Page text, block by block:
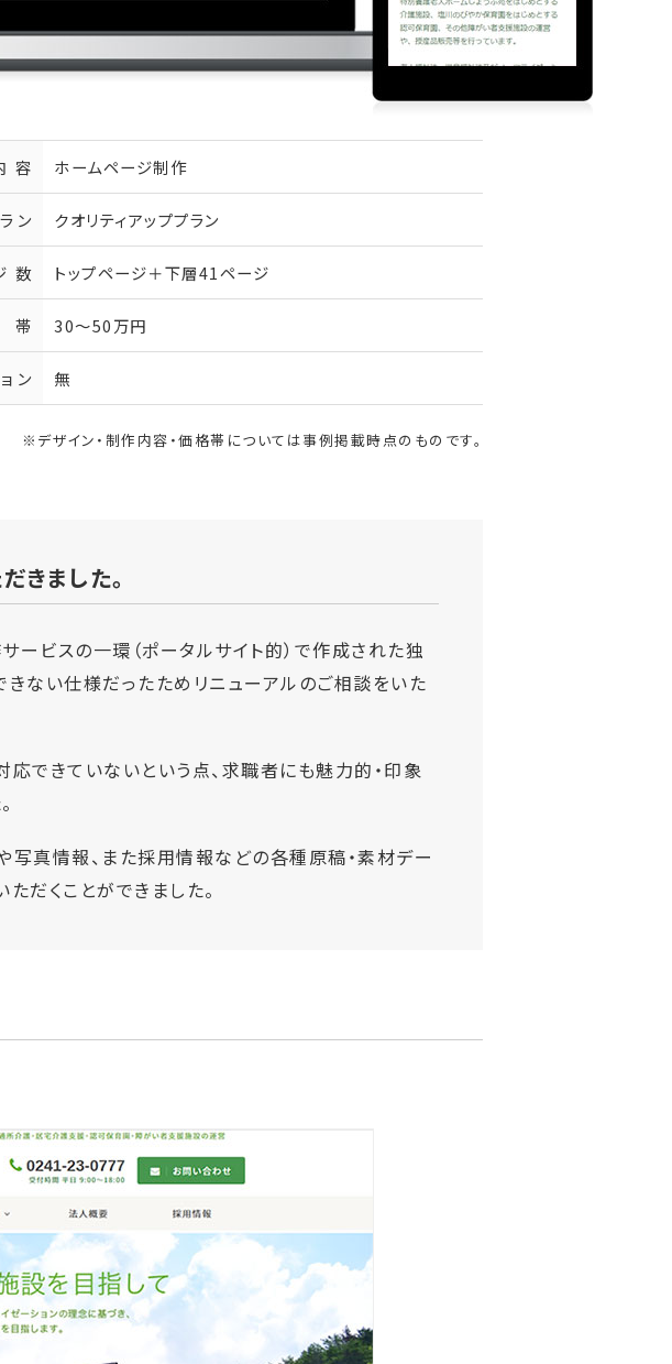
容 ホームページ制作
ン クオリティアッププラン
数 トップページ＋下層41ページ
30～50万円
ン 無
※デザイン・制作内容・価格帯については事例掲載時点のものです。
きました。
ビスの一環（ポータルサイト的）で作成された独
ない仕様だったためリニューアルのご相談をいた
できていないという点、求職者にも魅力的・印象
真情報、また採用情報などの各種原稿・素材デー
だくことができました。